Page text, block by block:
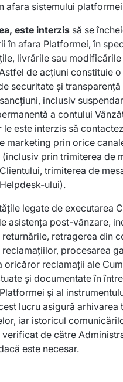
afara sistemului
este interzis să se
în afara Platformei, în
livrările sau
de acțiuni constituie
securitate și
inclusiv
a contului
le este interzis să
marketing prin orice
prin trimiterea de
trimiterea de
ului).
legate de executarea
asistența post-vânzare,
retragerea din
procesarea
oricăror reclamații ale
și documentate în
și al
lucru asigură arhivarea
iar istoricul
verificat de către
este necesar.